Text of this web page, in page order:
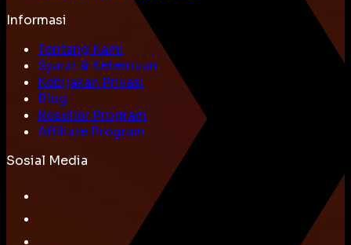
Informasi
Tentang Kami
Syarat & Ketentuan
Kebijakan Privasi
Blog
Reseller Program
Affiliate Program
Sosial Media